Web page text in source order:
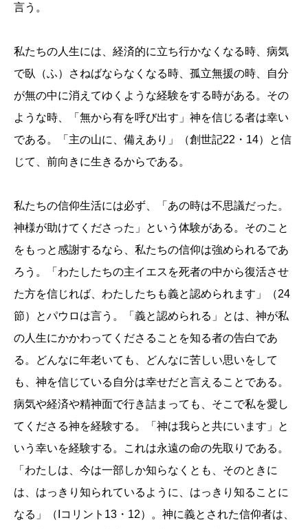
言う。
私たちの人生には、経済的に立ち行かなくなる時、病気
で臥（ふ）さねばならなくなる時、孤立無援の時、自分
が無の中に消えてゆくような経験をする時がある。その
ような時、「無から有を呼び出す」神を信じる者は幸い
である。「主の山に、備えあり」（創世記22・14）と信
じて、前向きに生きるからである。
私たちの信仰生活には必ず、「あの時は不思議だった。
神様が助けてくださった」という体験がある。そのこと
をもっと感謝するなら、私たちの信仰は強められるであ
ろう。「わたしたちの主イエスを死者の中から復活させ
た方を信じれば、わたしたちも義と認められます」（24
節）とパウロは言う。「義と認められる」とは、神が私
の人生にかかわってくださることを知る者の告白であ
る。どんなに年老いても、どんなに苦しい思いをして
も、神を信じている自分は幸せだと言えることである。
病気や経済や精神面で行き詰まっても、そこで私を愛し
てくださる神を経験する。「神は我らと共にいます」と
いう幸いを経験する。これは永遠の命の先取りである。
「わたしは、今は一部しか知らなくとも、そのときに
は、はっきり知られているように、はっきり知ることに
なる」（Iコリント13・12）。神に義とされた信仰者は、